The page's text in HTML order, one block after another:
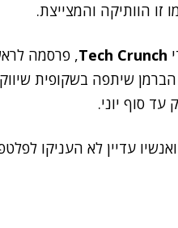
הוותיקה והמצייצת.
Tech Crunch, פרסמה
הברמן שיתפה בשקופית
סוף יוני.
ואנשיו עדיין לא העניקו